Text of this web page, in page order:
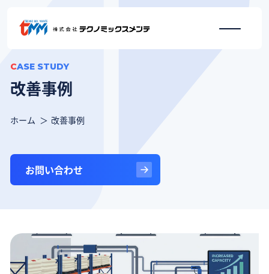
CASE STUDY
改善事例
ホーム 改善事例
お問い合わせ